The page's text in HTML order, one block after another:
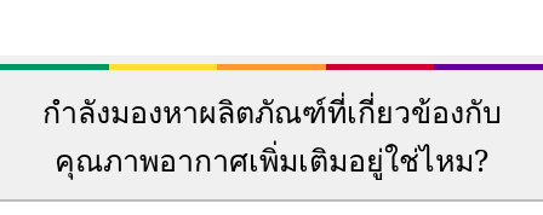
กำลังมองหาผลิตภัณฑ์ที่เกี่ยวข้องกับ
คุณภาพอากาศเพิ่มเติมอยู่ใช่ไหม?